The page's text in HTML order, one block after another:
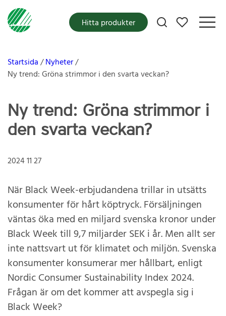
Mina favoriter
Hitta produkter
Startsida
Nyheter
Ny trend: Gröna strimmor i den svarta veckan?
Ny trend: Gröna strimmor i
den svarta veckan?
2024 11 27
När Black Week-erbjudandena trillar in utsätts
konsumenter för hårt köptryck. Försäljningen
väntas öka med en miljard svenska kronor under
Black Week till 9,7 miljarder SEK i år. Men allt ser
inte nattsvart ut för klimatet och miljön. Svenska
konsumenter konsumerar mer hållbart, enligt
Nordic Consumer Sustainability Index 2024.
Frågan är om det kommer att avspegla sig i
Black Week?